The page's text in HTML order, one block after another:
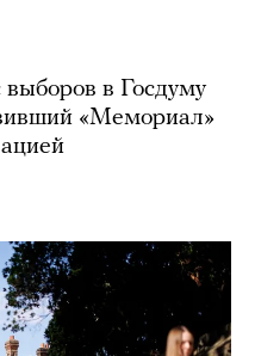
выборов в Госдуму
«Мемориал»